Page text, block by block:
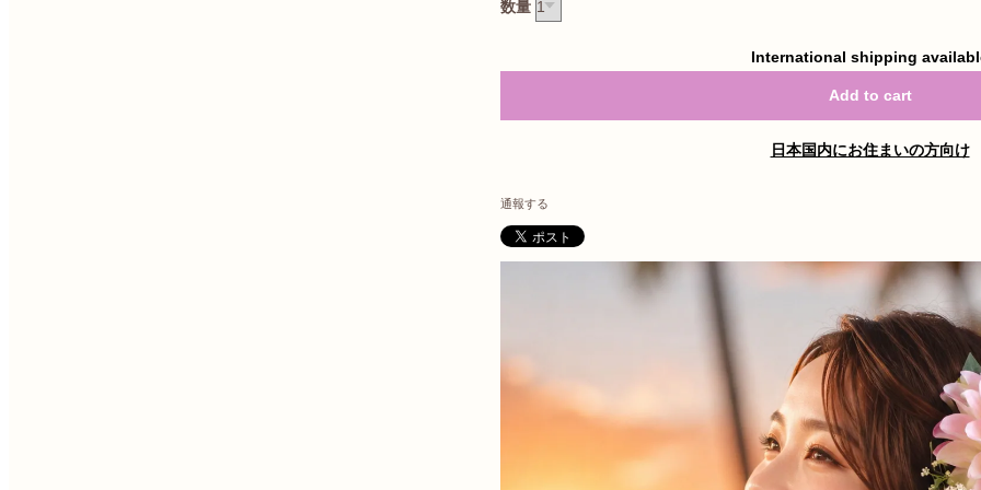
数量
International shipping
Add to cart
日本国内にお住まいの方向け
通報する